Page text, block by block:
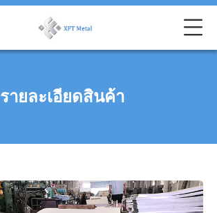
รายละเอียดสินค้า